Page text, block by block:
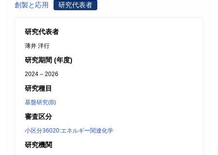
創製と応用
研究代表者
研究代表者
薄井 洋行
研究期間 (年度)
2024 – 2026
研究種目
基盤研究(B)
審査区分
小区分36020:エネルギー関連化学
研究機関